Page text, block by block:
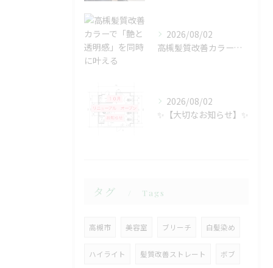
2026/08/02
高槻髪質改善カラーで「艶と透明感」を同時に叶える
2026/08/02
✨【大切なお知らせ】✨
タグ Tags
高槻市 美容室 ブリーチ 白髪染め
ハイライト 髪質改善ストレート ボブ